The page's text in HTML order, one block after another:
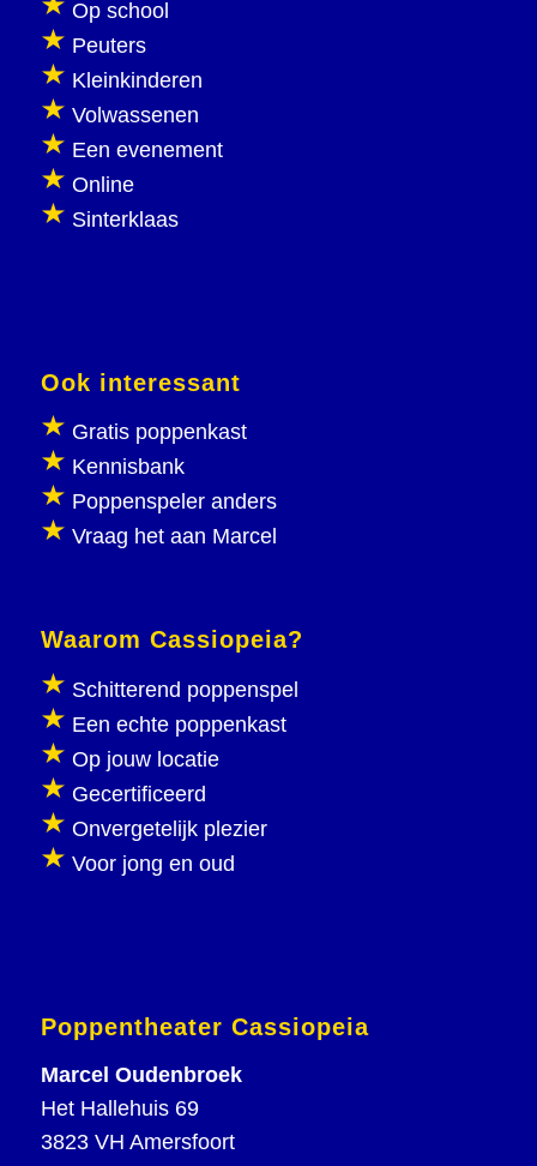
Op school
Peuters
Kleinkinderen
Volwassenen
Een evenement
Online
Sinterklaas
Ook interessant
Gratis poppenkast
Kennisbank
Poppenspeler anders
Vraag het aan Marcel
Waarom Cassiopeia?
Schitterend poppenspel
Een echte poppenkast
Op jouw locatie
Gecertificeerd
Onvergetelijk plezier
Voor jong en oud
Poppentheater Cassiopeia
Marcel Oudenbroek
Het Hallehuis 69
3823 VH Amersfoort